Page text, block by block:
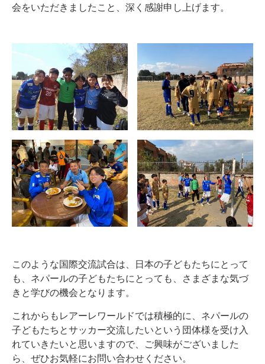
会をいただきましたこと、深く感謝申し上げます。
このような国際交流試合は、日本の子どもたちにとって
も、ネパールの子どもたちにとっても、さまざまな気づ
きと学びの機会となります。
これからもレアーレワールドでは積極的に、ネパールの
子どもたちとサッカー交流したいという団体様を受け入
れていきたいと思いますので、ご興味がございました
ら、ぜひお気軽にお問い合わせください。